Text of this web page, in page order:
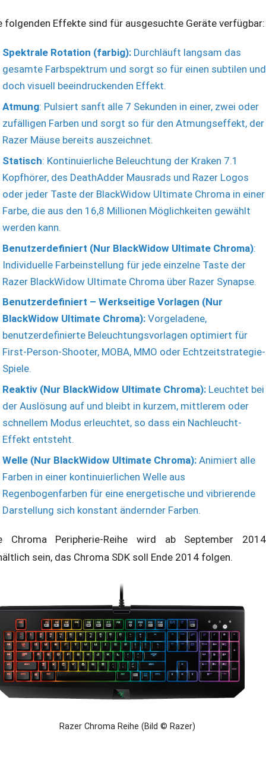
folgenden Effekte sind für ausgesuchte Geräte verfügbar:
Spektrale Rotation (farbig): Durchläuft langsam das
gesamte Farbspektrum und sorgt so für einen subtilen und
doch visuell beeindruckenden Effekt.
Atmung: Pulsiert sanft alle 7 Sekunden in einer, zwei oder
zufälligen Farben und sorgt so für den Atmungseffekt, der
Razer Mäuse bereits auszeichnet.
Statisch: Kontinuierliche Beleuchtung der Kraken 7.1
Kopfhörer, des DeathAdder Mausrads und Razer Logos
oder jeder Taste der BlackWidow Ultimate Chroma in einer
Farbe, die aus den 16,8 Millionen Möglichkeiten gewählt
werden kann.
Benutzerdefiniert (Nur BlackWidow Ultimate Chroma):
Individuelle Farbeinstellung für jede einzelne Taste der
Razer BlackWidow Ultimate Chroma über Razer Synapse.
Benutzerdefiniert – Werkseitige Vorlagen (Nur
BlackWidow Ultimate Chroma): Vorgeladene,
benutzerdefinierte Beleuchtungsvorlagen optimiert für
First-Person-Shooter, MOBA, MMO oder Echtzeitstrategie-
Spiele.
Reaktiv (Nur BlackWidow Ultimate Chroma): Leuchtet bei
der Auslösung auf und bleibt in kurzem, mittlerem oder
schnellem Modus erleuchtet, so dass ein Nachleucht-
Effekt entsteht.
Welle (Nur BlackWidow Ultimate Chroma): Animiert alle
Farben in einer kontinuierlichen Welle aus
Regenbogenfarben für eine energetische und vibrierende
Darstellung sich konstant ändernder Farben.
Chroma Peripherie-Reihe wird ab September 2014
sein, das Chroma SDK soll Ende 2014 folgen.
Razer Chroma Reihe (Bild © Razer)